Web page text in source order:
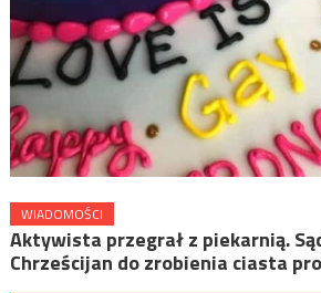
WIADOMOŚCI
Aktywista przegrał z piekarnią.
Chrześcijan do zrobienia ciasta